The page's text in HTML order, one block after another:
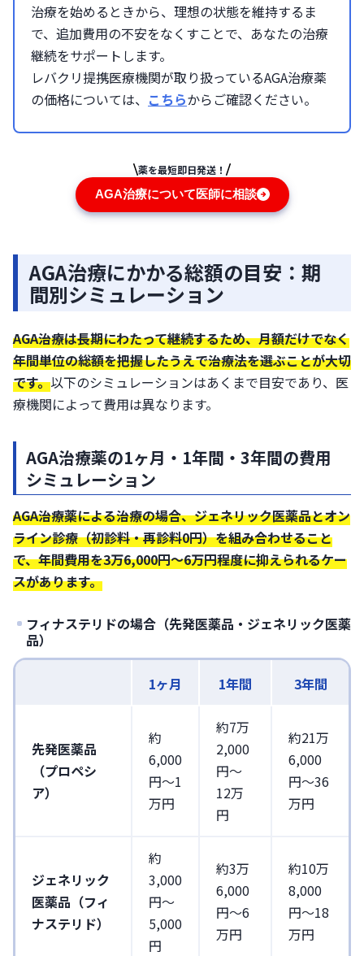
治療を始めるときから、理想の状態を維持するま
で、追加費用の不安をなくすことで、あなたの治療
継続をサポートします。
レバクリ提携医療機関が取り扱っているAGA治療薬
の価格については、 こちらからご確認ください。
薬を最短即日発送！
AGA治療について医師に相談
AGA治療にかかる総額の目安：期
間別シミュレーション
AGA治療は長期にわたって継続するため、月額だけでなく
年間単位の総額を把握したうえで治療法を選ぶことが大切
です。以下のシミュレーションはあくまで目安であり、医
療機関によって費用は異なります。
AGA治療薬の1ヶ月・1年間・3年間の費用
シミュレーション
AGA治療薬による治療の場合、ジェネリック医薬品とオン
ライン診療（初診料・再診料0円）を組み合わせること
で、年間費用を3万6,000円〜6万円程度に抑えられるケー
スがあります。
フィナステリドの場合（先発医薬品・ジェネリック医薬
品）
1ヶ月 1年間 3年間
先発医薬品
（プロペシ
ア）
約
6,000
円〜1
万円
約7万
2,000
円〜
12万
円
約21万
6,000
円〜36
万円
ジェネリック
医薬品（フィ
ナステリド）
約
3,000
円〜
5,000
円
約3万
6,000
円〜6
万円
約10万
8,000
円〜18
万円